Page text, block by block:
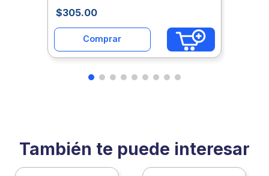
$305.00
Comprar
También te puede interesar